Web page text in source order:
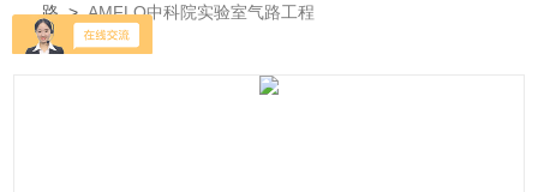
路>AMFLO中科院实验室气路工程